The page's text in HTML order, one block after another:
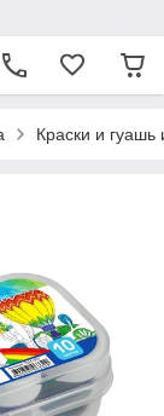
Краски и гуашь